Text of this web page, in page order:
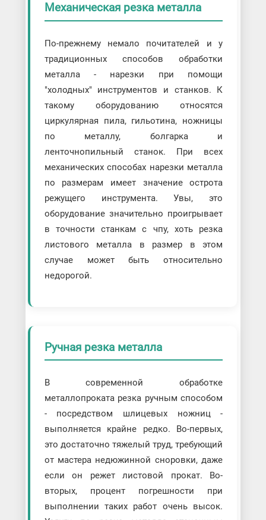
Механическая резка металла
По-прежнему немало почитателей и у
традиционных способов обработки
металла - нарезки при помощи
"холодных" инструментов и станков. К
такому оборудованию относятся
циркулярная пила, гильотина, ножницы
по металлу, болгарка и
ленточнопильный станок. При всех
механических способах нарезки металла
по размерам имеет значение острота
режущего инструмента. Увы, это
оборудование значительно проигрывает
в точности станкам с чпу, хоть резка
листового металла в размер в этом
случае может быть относительно
недорогой.
Ручная резка металла
В современной обработке
металлопроката резка ручным способом
- посредством шлицевых ножниц -
выполняется крайне редко. Во-первых,
это достаточно тяжелый труд, требующий
от мастера недюжинной сноровки, даже
если он режет листовой прокат. Во-
вторых, процент погрешности при
выполнении таких работ очень высок.